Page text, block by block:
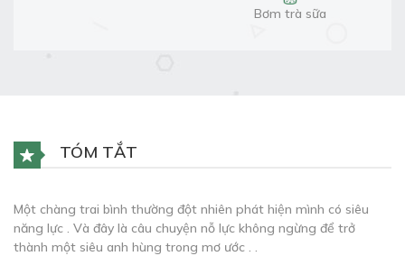
Bơm trà sữa
TÓM TẮT
Một chàng trai bình thường đột nhiên phát hiện mình có siêu
năng lực . Và đây là câu chuyện nỗ lực không ngừng để trở
thành một siêu anh hùng trong mơ ước . .